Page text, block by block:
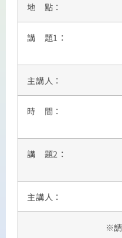
地 點：
講 題1：
主講人：
時 間：
講 題2：
主講人：
※